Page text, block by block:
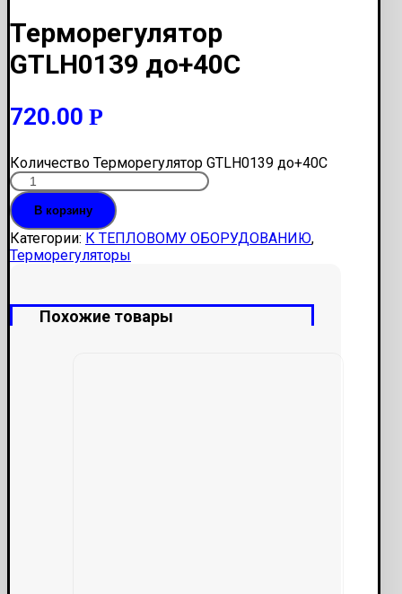
Терморегулятор
GTLH0139 до+40С
720.00 Р
Количество Терморегулятор GTLH0139 до+40С
В корзину
Категории: К ТЕПЛОВОМУ ОБОРУДОВАНИЮ,
Терморегуляторы
Похожие товары